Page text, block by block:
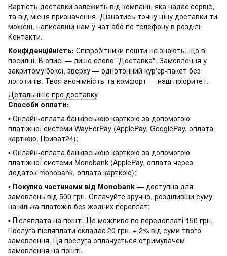
Вартість доставки залежить від компанії, яка надає сервіс,
та від місця призначення. Дізнатись точну ціну доставки ти
можеш, написавши нам у чат або по телефону в розділі
Контакти.
Конфіденційність: Співробітники пошти не знають, що в
посилці. В описі — лише слово "Доставка". Замовлення у
закритому боксі, зверху — однотонний кур'єр-пакет без
логотипів. Твоя анонімність та комфорт — наш пріоритет.
Детальніше про доставку
Способи оплати:
▪ Онлайн-оплата банківською карткою за допомогою
платіжної системи WayForPay (ApplePay, GooglePay, оплата
карткою, Приват24);
▪ Онлайн-оплата банківською карткою за допомогою
платіжної системи Monobank (ApplePay, оплата через
додаток monobank, оплата карткою);
▪ Покупка частинами від Monobank — доступна для
замовлень від 500 грн. Оплачуйте зручно, розділивши суму
на кілька платежів без жодних переплат;
▪ Післяплата на пошті. Це можливо по передоплаті 150 грн.
Послуга післяплати складає 20 грн. + 2% від суми твого
замовлення. Ця послуга оплачується отримувачем
замовлення на пошті.